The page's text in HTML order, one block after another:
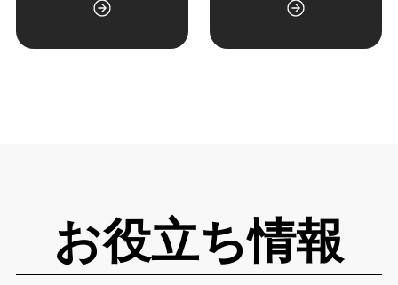
お役立ち情報